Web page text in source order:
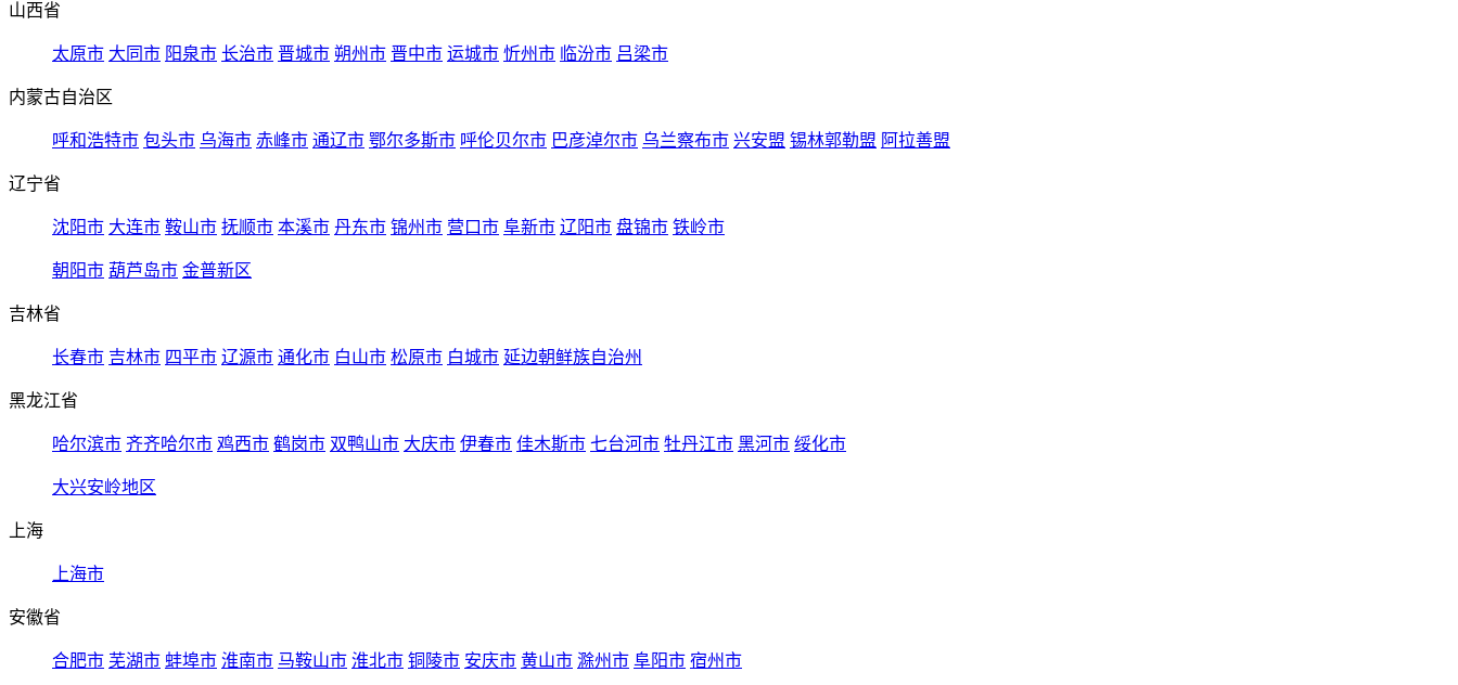
山西省
太原市 大同市 阳泉市 长治市 晋城市 朔州市 晋中市 运城市 忻州市 临汾市 吕梁市
内蒙古自治区
呼和浩特市 包头市 乌海市 赤峰市 通辽市 鄂尔多斯市 呼伦贝尔市 巴彦淖尔市 乌兰察布市 兴安盟 锡林郭勒盟 阿拉善盟
辽宁省
沈阳市 大连市 鞍山市 抚顺市 本溪市 丹东市 锦州市 营口市 阜新市 辽阳市 盘锦市 铁岭市
朝阳市 葫芦岛市 金普新区
吉林省
长春市 吉林市 四平市 辽源市 通化市 白山市 松原市 白城市 延边朝鲜族自治州
黑龙江省
哈尔滨市 齐齐哈尔市 鸡西市 鹤岗市 双鸭山市 大庆市 伊春市 佳木斯市 七台河市 牡丹江市 黑河市 绥化市
大兴安岭地区
上海
上海市
安徽省
合肥市 芜湖市 蚌埠市 淮南市 马鞍山市 淮北市 铜陵市 安庆市 黄山市 滁州市 阜阳市 宿州市